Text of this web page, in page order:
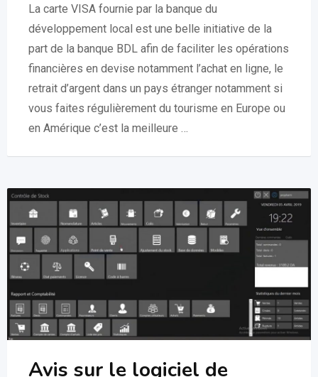
La carte VISA fournie par la banque du
développement local est une belle initiative de la
part de la banque BDL afin de faciliter les opérations
financières en devise notamment l’achat en ligne, le
retrait d’argent dans un pays étranger notamment si
vous faites régulièrement du tourisme en Europe ou
en Amérique c’est la meilleure …
Avis sur le logiciel de